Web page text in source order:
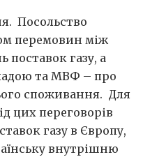
Посольство
перемовин між
поставок газу, а
та МВФ – про
споживання. Для
цих переговорів
газу в Європу,
внутрішню